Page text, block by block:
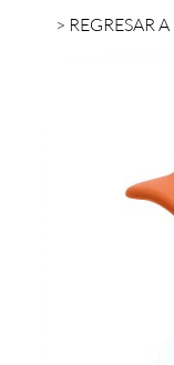
> REGRESAR